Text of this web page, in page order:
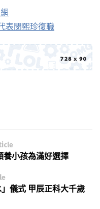
表閔熙珍復職
養小孩為滿好選擇
儀式 甲辰正科大千歲